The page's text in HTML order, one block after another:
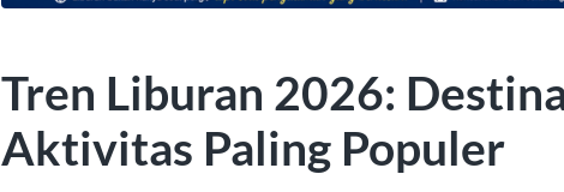
Tren Liburan 2026:
Aktivitas Paling Populer